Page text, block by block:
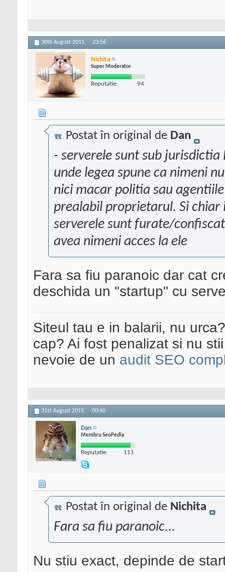
30th August 2015, 23:56
Nichita
Super Moderator
Reputatie: 94
Postat în original de Dan
- serverele sunt sub
unde legea spune ca nimeni
nici macar politia sau
prealabil proprietarul. Si chiar
serverele sunt furate/
avea nimeni acces la ele
Fara sa fiu paranoic dar cat
deschida un "startup" cu
Siteul tau e in balarii, nu
cap? Ai fost penalizat si nu
nevoie de un audit SEO
31st August 2015, 00:40
Dan
Membru SeoPedia
Reputatie: 111
Postat în original de Nichita
Fara sa fiu paranoic...
Nu stiu exact, depinde de